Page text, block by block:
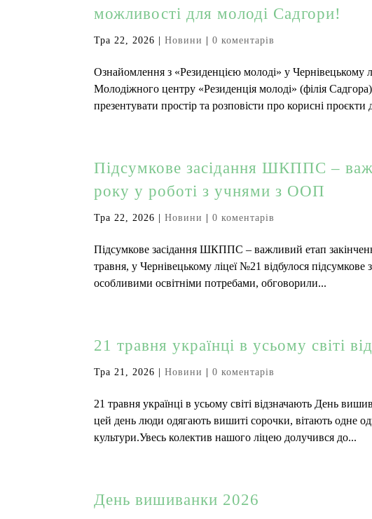
можливості для молоді Садгори!
Тра 22, 2026 |Новини |0 коментарів
Ознайомлення з «Резиденцією молоді» у
Молодіжного центру «Резиденція молоді» (філія
презентувати простір та розповісти про корисні проєкти
Підсумкове засідання ШКППС –
року у роботі з учнями з ООП
Тра 22, 2026 |Новини |0 коментарів
Підсумкове засідання ШКППС – важливий етап
травня, у Чернівецькому ліцеї №21 відбулося
особливими освітніми потребами, обговорили...
21 травня українці в усьому світі
Тра 21, 2026 |Новини |0 коментарів
21 травня українці в усьому світі відзначають День
цей день люди одягають вишиті сорочки, вітають одне
культури.Увесь колектив нашого ліцею долучився до...
День вишиванки 2026